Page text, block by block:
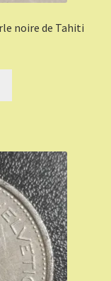
noire de Tahiti